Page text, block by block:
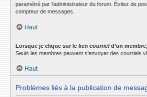
paramétré par l’administrateur du forum. Évitez de
compteur de messages.
Haut
Lorsque je clique sur le lien courrield’un
Seuls les membres peuvent s’envoyer des courriels
Haut
Problèmes liés à la publication de